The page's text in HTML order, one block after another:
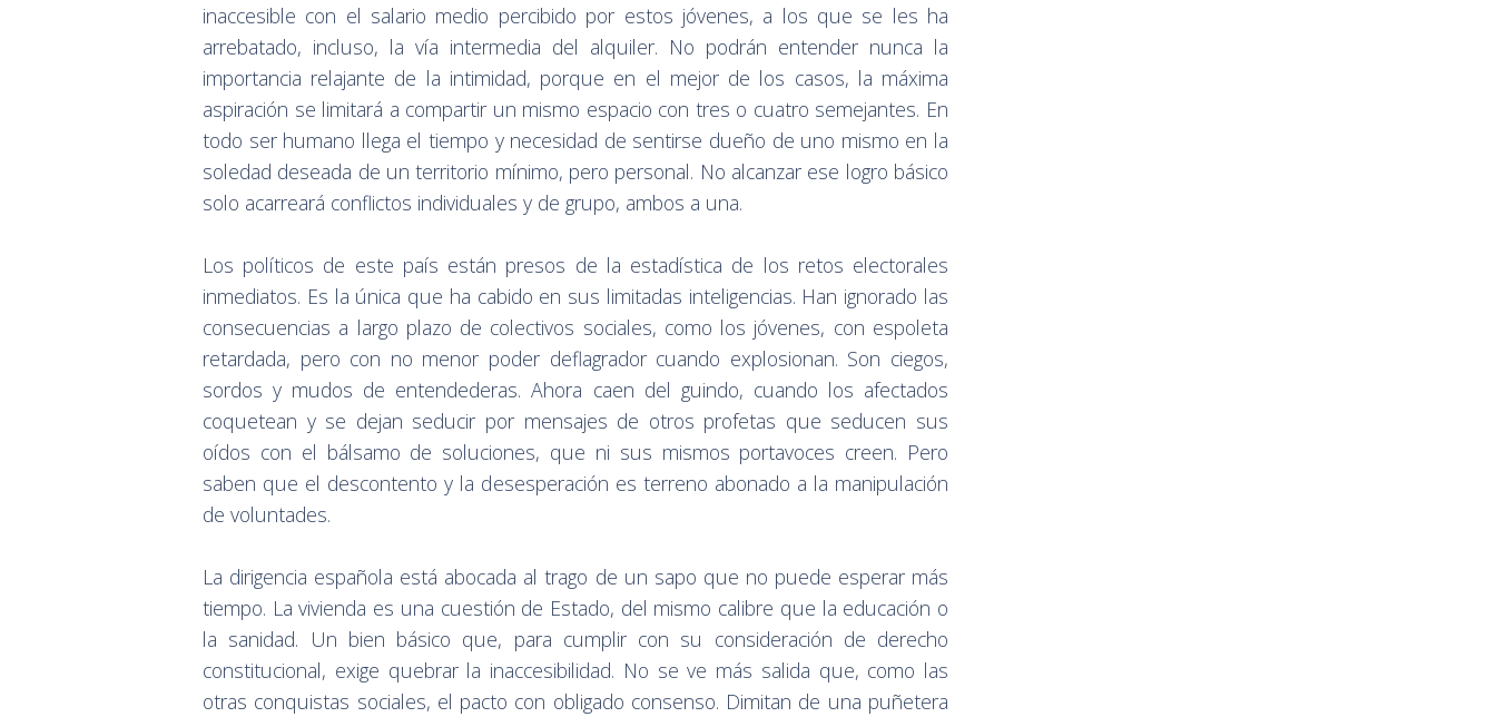
inaccesible con el salario medio percibido por estos jóvenes, a los que se les ha
arrebatado, incluso, la vía intermedia del alquiler. No podrán entender nunca la
importancia relajante de la intimidad, porque en el mejor de los casos, la máxima
aspiración se limitará a compartir un mismo espacio con tres o cuatro semejantes. En
todo ser humano llega el tiempo y necesidad de sentirse dueño de uno mismo en la
soledad deseada de un territorio mínimo, pero personal. No alcanzar ese logro básico
solo acarreará conflictos individuales y de grupo, ambos a una.
Los políticos de este país están presos de la estadística de los retos electorales
inmediatos. Es la única que ha cabido en sus limitadas inteligencias. Han ignorado las
consecuencias a largo plazo de colectivos sociales, como los jóvenes, con espoleta
retardada, pero con no menor poder deflagrador cuando explosionan. Son ciegos,
sordos y mudos de entendederas. Ahora caen del guindo, cuando los afectados
coquetean y se dejan seducir por mensajes de otros profetas que seducen sus
oídos con el bálsamo de soluciones, que ni sus mismos portavoces creen. Pero
saben que el descontento y la desesperación es terreno abonado a la manipulación
de voluntades.
La dirigencia española está abocada al trago de un sapo que no puede esperar más
tiempo. La vivienda es una cuestión de Estado, del mismo calibre que la educación o
la sanidad. Un bien básico que, para cumplir con su consideración de derecho
constitucional, exige quebrar la inaccesibilidad. No se ve más salida que, como las
otras conquistas sociales, el pacto con obligado consenso. Dimitan de una puñetera